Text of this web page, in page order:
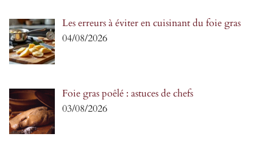
Les erreurs à éviter en cuisinant du foie gras
04/08/2026
Foie gras poêlé : astuces de chefs
03/08/2026